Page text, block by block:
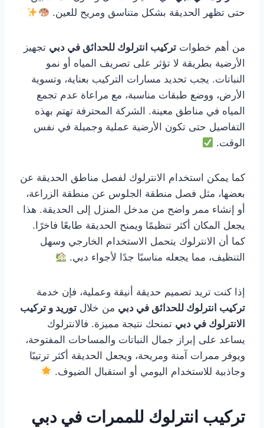
حتى تظهر الحديقة بشكل متناسق ومريح للعين.
من أهم خطوات تركيب انترلوك للحدائق في دبي تجهيز
الأرضية بطريقة لا تؤثر على تصريف المياه أو نمو
النباتات. يجب تحديد مسارات التركيب بعناية، وتسوية
الأرض، ووضع طبقات مناسبة، مع مراعاة عدم تجمع
المياه في مناطق معينة. الشركة المحترفة تهتم بهذه
التفاصيل حتى تكون الأرضية عملية وجميلة في نفس
الوقت.
كما يمكن استخدام الانترلوك لفصل مناطق الحديقة عن
بعضها، مثل فصل منطقة الجلوس عن منطقة الزراعة،
أو إنشاء ممر واضح من مدخل المنزل إلى الحديقة. هذا
يجعل المكان أكثر تنظيمًا ويمنح الحديقة طابعًا فاخرًا.
كما أن الانترلوك يتحمل الاستخدام الخارجي وسهل
التنظيف، مما يجعله مناسبًا جدًا لأجواء دبي.
إذا كنت تريد تصميم حديقة أنيقة وعملية، فإن خدمة
تركيب انترلوك للحدائق في دبي من خلال توريد و تركيب
الانترلوك في دبي تمنحك نتيجة مميزة. فالانترلوك
يساعد على إبراز جمال النباتات والمساحات المفتوحة،
ويوفر ممرات آمنة ومريحة، ويجعل الحديقة أكثر ترتيبًا
وجاذبية للاستخدام اليومي أو استقبال الضيوف.
تركيب انترلوك للممرات في دبي